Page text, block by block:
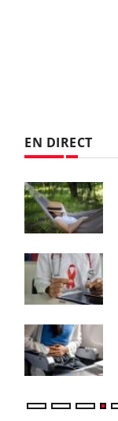
EN DIRECT